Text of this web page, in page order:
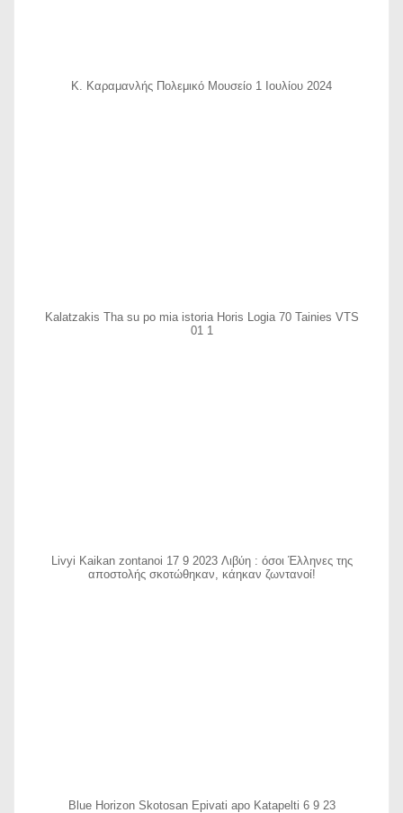
Κ. Καραμανλής Πολεμικό Μουσείο 1 Ιουλίου 2024
Kalatzakis Tha su po mia istoria Horis Logia 70 Tainies VTS
01 1
Livyi Kaikan zontanoi 17 9 2023 Λιβύη : όσοι Έλληνες της
αποστολής σκοτώθηκαν, κάηκαν ζωντανοί!
Blue Horizon Skotosan Epivati apo Katapelti 6 9 23